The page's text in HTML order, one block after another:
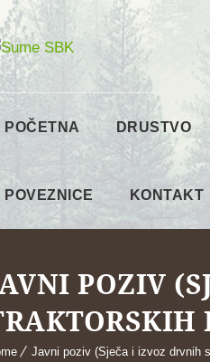
POČETNA DRUSTVO
POVEZNICE KONTAKT
POZIV
Javni poziv (Sječa i izvoz drvnih